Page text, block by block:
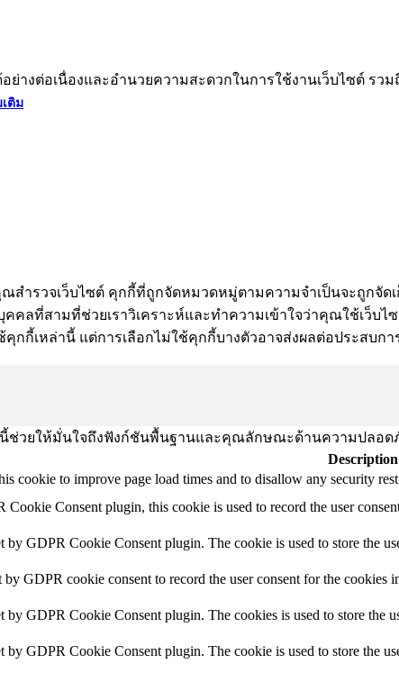
างต่อเนื่องและอำนวยความสะดวกในการใช้งานเว็บไซต์ รว
ติม
รวจเว็บไซต์ คุกกี้ที่ถูกจัดหมวดหมู่ตามความจำเป็นจะถูกจัดเ
ลที่สามที่ช่วยเราวิเคราะห์และทำความเข้าใจว่าคุณใช้เว็บไ
กกี้เหล่านี้ แต่การเลือกไม่ใช้คุกกี้บางตัวอาจส่งผลต่อประสบก
นี้ช่วยให้มั่นใจถึงฟังก์ชันพื้นฐานและคุณลักษณะด้านความปลอด
Description
cookie to improve page load times and to disallow any security
Cookie Consent plugin, this cookie is used to record the user
by GDPR Cookie Consent plugin. The cookie is used to store the
by GDPR cookie consent to record the user consent for the cookies
by GDPR Cookie Consent plugin. The cookies is used to store the
by GDPR Cookie Consent plugin. The cookie is used to store the